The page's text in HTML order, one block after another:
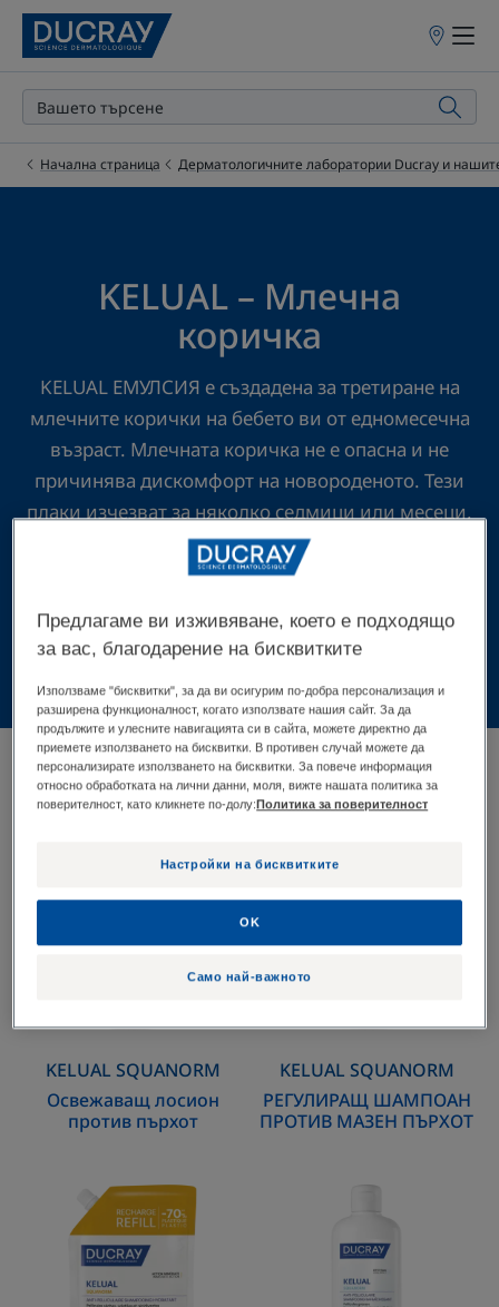
Точки
продажба
Начална страница Дерматологичните лаборатории Ducray и
KELUAL – Млечна
коричка
KELUAL ЕМУЛСИЯ е създадена за третиране на
млечните корички на бебето ви от едномесечна
възраст. Млечната коричка не е опасна и не
причинява дискомфорт на новороденото. Тези
плаки изчезват за няколко седмици или месеци,
но могат да се запазят и до две-тригодишна
възраст на детето. Най-често това е просто
5 резултати "KELUAL – Млечна
коричка"
лосион
против
KELUAL SQUANORM
Освежаващ лосион
против пърхот
ПРОТИВ
ПЪРХОТ
KELUAL SQUANORM
РЕГУЛИРАЩ ШАМПОАН
ПРОТИВ МАЗЕН ПЪРХОТ
ХИДРАТИРАЩ
ШАМПОАН
ПРОТИВ
СУХ
ПЪРХОТ
ОСВЕЖАВАЩ
С
ОХЛАЖДАЩ
ЕФЕКТ
Предлагаме ви изживяване, което е подходящо
за вас, благодарение на бисквитките
Използваме "бисквитки", за да ви осигурим по-добра персонализация и
разширена функционалност, когато използвате нашия сайт. За да
продължите и улесните навигацията си в сайта, можете директно да
приемете използването на бисквитки. В противен случай можете да
персонализирате използването на бисквитки. За повече информация
относно обработката на лични данни, моля, вижте нашата политика за
поверителност, като кликнете по-долу:Политика за поверителност
Настройки на бисквитките
Само най-важното
OK